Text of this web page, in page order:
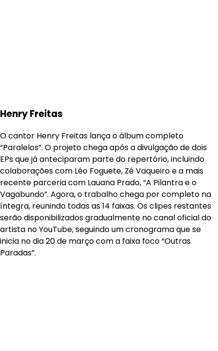
Henry Freitas
O cantor Henry Freitas lança o álbum completo
“Paralelos”. O projeto chega após a divulgação de dois
EPs que já anteciparam parte do repertório, incluindo
colaborações com Léo Foguete, Zé Vaqueiro e a mais
recente parceria com Lauana Prado, “A Pilantra e o
Vagabundo”. Agora, o trabalho chega por completo na
íntegra, reunindo todas as 14 faixas. Os clipes restantes
serão disponibilizados gradualmente no canal oficial do
artista no YouTube, seguindo um cronograma que se
inicia no dia 20 de março com a faixa foco “Outras
Paradas”.